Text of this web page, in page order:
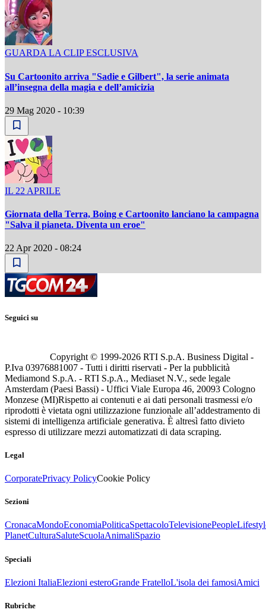
GUARDA LA CLIP ESCLUSIVA
Su Cartoonito arriva "Sadie e Gilbert", la serie animata
all’insegna della magia e dell’amicizia
29 Mag 2020 - 10:39
IL 22 APRILE
Giornata della Terra, Boing e Cartoonito lanciano la campagna
"Salva il pianeta. Diventa un eroe"
22 Apr 2020 - 08:24
Seguici su
Copyright © 1999-2026 RTI S.p.A. Business Digital -
P.Iva 03976881007 - Tutti i diritti riservati - Per la pubblicità
Mediamond S.p.A. - RTI S.p.A., Mediaset N.V., sede legale
Amsterdam (Paesi Bassi) - Uffici Viale Europa 46, 20093 Cologno
Monzese (MI)Rispetto ai contenuti e ai dati personali trasmessi e/o
riprodotti è vietata ogni utilizzazione funzionale all’addestramento di
sistemi di intelligenza artificiale generativa. È altresì fatto divieto
espresso di utilizzare mezzi automatizzati di data scraping.
Legal
CorporatePrivacy PolicyCookie Policy
Sezioni
CronacaMondoEconomiaPoliticaSpettacoloTelevisionePeople
PlanetCulturaSaluteScuolaAnimaliSpazio
Speciali
Elezioni ItaliaElezioni esteroGrande FratelloL'isola dei famosiAmici
Rubriche